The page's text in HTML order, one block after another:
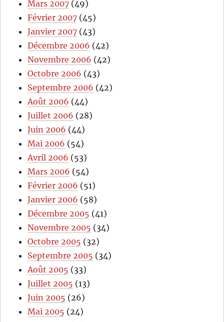
Mars 2007 (49)
Février 2007 (45)
Janvier 2007 (43)
Décembre 2006 (42)
Novembre 2006 (42)
Octobre 2006 (43)
Septembre 2006 (42)
Août 2006 (44)
Juillet 2006 (28)
Juin 2006 (44)
Mai 2006 (54)
Avril 2006 (53)
Mars 2006 (54)
Février 2006 (51)
Janvier 2006 (58)
Décembre 2005 (41)
Novembre 2005 (34)
Octobre 2005 (32)
Septembre 2005 (34)
Août 2005 (33)
Juillet 2005 (13)
Juin 2005 (26)
Mai 2005 (24)